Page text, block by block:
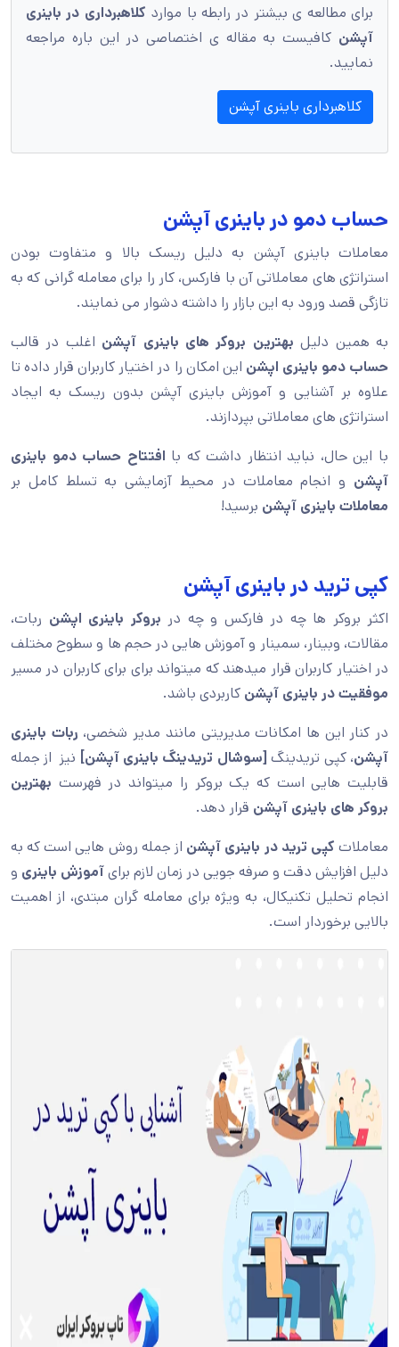
برای مطالعه ی بیشتر در رابطه با موارد کلاهبرداری در باینری
آپشن کافیست به مقاله ی اختصاصی در این باره مراجعه
نمایید.
کلاهبرداری باینری آپشن
حساب دمو در باینری آپشن
معاملات باینری آپشن به دلیل ریسک بالا و متفاوت بودن
استراتژی های معاملاتی آن با فارکس، کار را برای معامله گرانی که به
تازگی قصد ورود به این بازار را داشته دشوار می نمایند.
به همین دلیل بهترین بروکر های باینری آپشن اغلب در قالب
حساب دمو باینری اپشن این امکان را در اختیار کاربران قرار داده تا
علاوه بر آشنایی و آموزش باینری آپشن بدون ریسک به ایجاد
استراتژی های معاملاتی بپردازند.
با این حال، نباید انتظار داشت که با افتتاح حساب دمو باینری
آپشن و انجام معاملات در محیط آزمایشی به تسلط کامل بر
معاملات باینری آپشن برسید!
کپی ترید در باینری آپشن
اکثر بروکر ها چه در فارکس و چه در بروکر باینری اپشن ربات،
مقالات، وبینار، سمینار و آموزش هایی در حجم ها و سطوح مختلف
در اختیار کاربران قرار میدهند که میتواند برای برای کاربران در مسیر
موفقیت در باینری آپشن کاربردی باشد.
در کنار این ها امکانات مدیریتی مانند مدیر شخصی، ربات باینری
آپشن، کپی تریدینگ [سوشال تریدینگ باینری آپشن] نیز از جمله
قابلیت هایی است که یک بروکر را میتواند در فهرست بهترین
بروکر های باینری آپشن قرار دهد.
معاملات کپی ترید در باینری آپشن از جمله روش هایی است که به
دلیل افزایش دقت و صرفه جویی در زمان لازم برایآموزش باینری و
انجام تحلیل تکنیکال، به ویژه برای معامله گران مبتدی، از اهمیت
بالایی برخوردار است.